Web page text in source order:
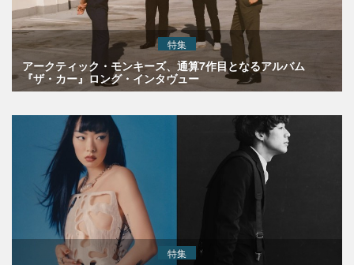
特集
アークティック・モンキーズ、通算7作目となるアルバム
『ザ・カー』ロング・インタヴュー
特集